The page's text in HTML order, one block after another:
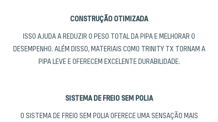
CONSTRUÇÃO OTIMIZADA
ISSO AJUDA A REDUZIR O PESO TOTAL DA PIPA E MELHORAR O
DESEMPENHO. ALÉM DISSO, MATERIAIS COMO TRINITY TX TORNAM A
PIPA LEVE E OFERECEM EXCELENTE DURABILIDADE.
SISTEMA DE FREIO SEM POLIA
O SISTEMA DE FREIO SEM POLIA OFERECE UMA SENSAÇÃO MAIS